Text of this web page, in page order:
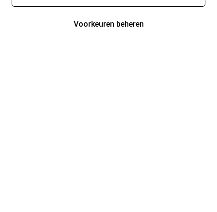
Voorkeuren beheren